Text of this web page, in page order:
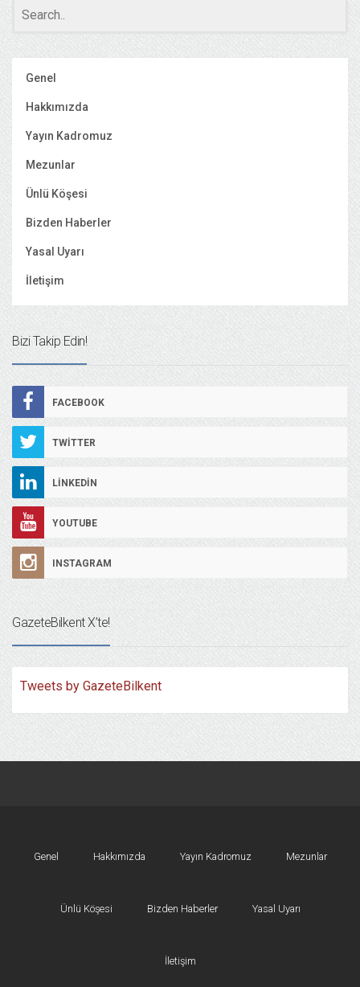
Genel
Hakkımızda
Yayın Kadromuz
Mezunlar
Ünlü Köşesi
Bizden Haberler
Yasal Uyarı
İletişim
Bizi Takip Edin!
FACEBOOK
TWITTER
LINKEDIN
YOUTUBE
INSTAGRAM
GazeteBilkent X’te!
Tweets by GazeteBilkent
Genel Hakkımızda Yayın Kadromuz Mezunlar
Ünlü Köşesi Bizden Haberler Yasal Uyarı
İletişim